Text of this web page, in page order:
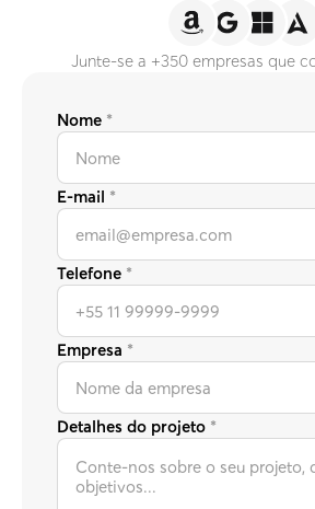
Junte-se a +350 empresas que
Nome *
E-mail *
Telefone *
Empresa *
Detalhes do projeto *